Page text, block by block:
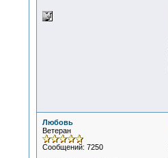
Любовь
Ветеран
Сообщений: 7250